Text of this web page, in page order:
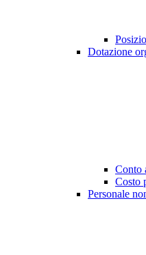
Dotazione
Conto
Costo
Personale